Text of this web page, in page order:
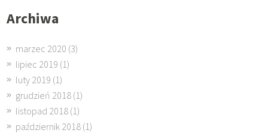
Archiwa
marzec 2020 (3)
lipiec 2019 (1)
luty 2019 (1)
grudzień 2018 (1)
listopad 2018 (1)
październik 2018 (1)